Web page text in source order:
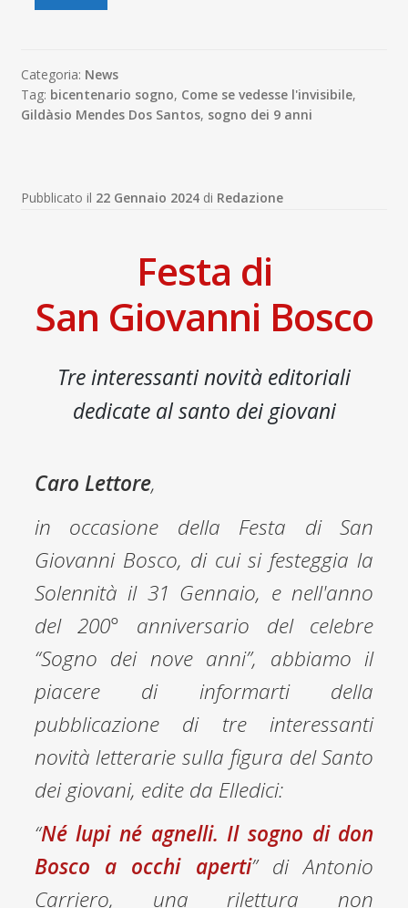
Categoria: News
Tag: bicentenario sogno, Come se vedesse l'invisibile,
Gildàsio Mendes Dos Santos, sogno dei 9 anni
Pubblicato il 22 Gennaio 2024 di Redazione
Festa di
San Giovanni Bosco
Tre interessanti novità editoriali
dedicate al santo dei giovani
Caro Lettore,
in occasione della Festa di San
Giovanni Bosco, di cui si festeggia la
Solennità il 31 Gennaio, e nell'anno
del 200° anniversario del celebre
“Sogno dei nove anni”, abbiamo il
piacere di informarti della
pubblicazione di tre interessanti
novità letterarie sulla figura del Santo
dei giovani, edite da Elledici:
“Né lupi né agnelli. Il sogno di don
Bosco a occhi aperti” di Antonio
Carriero, una rilettura non